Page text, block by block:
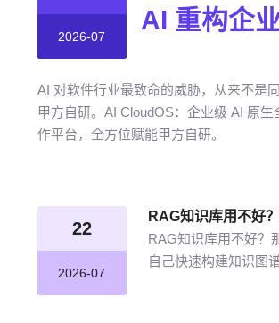
2026-07
AI 对软件行业最致命的威胁，从来不是
甲方自研。AI CloudOS：企业级 AI 原生
作平台，全方位赋能甲方自研。
22
2026-07
RAG知识库用不好？
自己快速构建知识图谱